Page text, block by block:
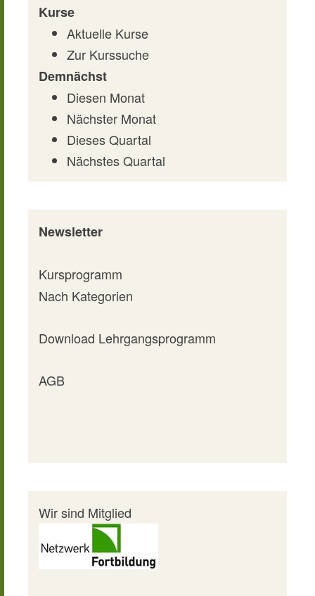
Kurse
Aktuelle Kurse
Zur Kurssuche
Demnächst
Diesen Monat
Nächster Monat
Dieses Quartal
Nächstes Quartal
Newsletter
Kursprogramm
Nach Kategorien
Download Lehrgangsprogramm
AGB
Wir sind Mitglied